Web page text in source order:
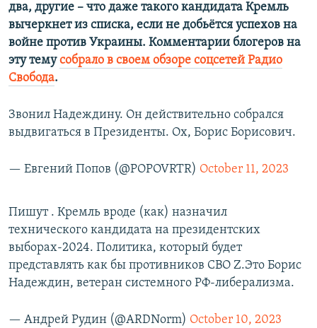
два, другие – что даже такого кандидата Кремль
вычеркнет из списка, если не добьётся успехов на
войне против Украины. Комментарии блогеров на
эту темусобрало в своем обзоре соцсетей Радио
Свобода.
Звонил Надеждину. Он действительно собрался
выдвигаться в Президенты. Ох, Борис Борисович.
— Евгений Попов (@POPOVRTR) October 11, 2023
Пишут . Кремль вроде (как) назначил
технического кандидата на президентских
выборах-2024. Политика, который будет
представлять как бы противников СВО Z.Это Борис
Надеждин, ветеран системного РФ-либерализма.
— Андрей Рудин (@ARDNorm) October 10, 2023